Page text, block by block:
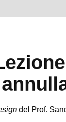
del Prof.